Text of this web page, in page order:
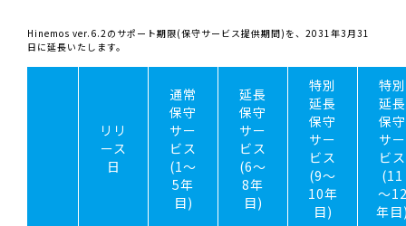
Hinemos ver.6.2のサポート期限(保守サービス提供期間)を、2031年3月31
日に延長いたします。
リリ
ース
日
通常
保守
サー
ビス
(1～
5年
目)
延長
保守
サー
ビス
(6～
8年
目)
特別
延長
保守
サー
ビス
(9～
10年
目)
特別
延長
保守
サー
ビス
(11
～
年